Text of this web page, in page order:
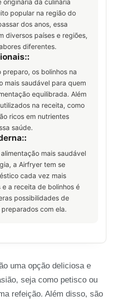
popular na região do
dos anos, essa
diversos países e regiões,
diferentes.
:
preparo, os bolinhos na
mais saudável para quem
equilibrada. Além
na receita, como
ricos em nutrientes
saúde.
:
mais saudável
a Airfryer tem se
cada vez mais
a receita de bolinhos é
possibilidades de
com ela.
uma opção deliciosa e
seja como petisco ou
refeição. Além disso, são